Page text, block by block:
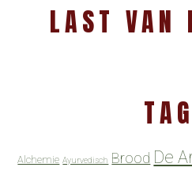
LAST VAN
Alchemie Ayurvedisch Brood De